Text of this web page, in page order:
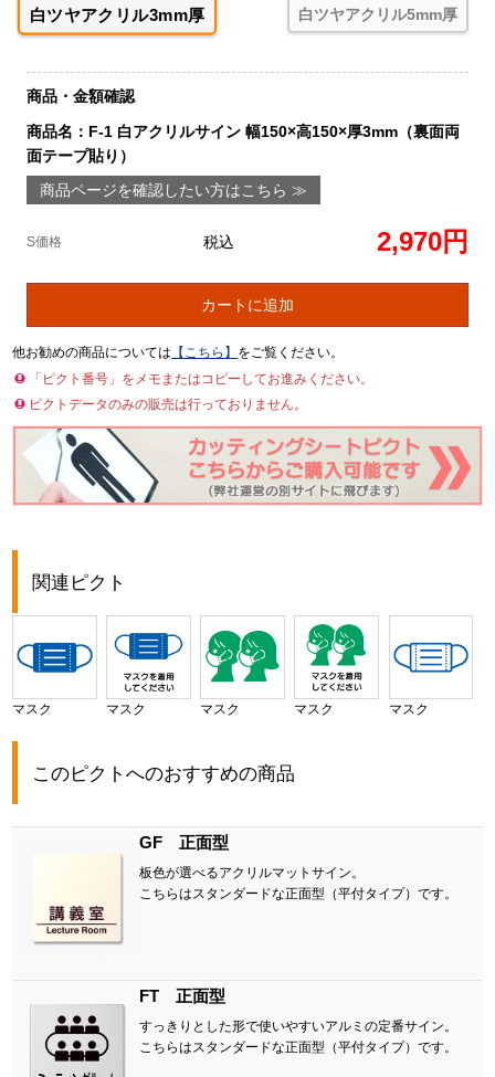
白ツヤアクリル3mm厚 白ツヤアクリル5mm厚
商品・金額確認
商品名：F-1 白アクリルサイン 幅150×高150×厚3mm（裏面両
面テープ貼り）
商品ページを確認したい方はこちら ≫
S価格 税込 2,970円
カートに追加
他お勧めの商品については 【こちら】 をご覧ください。
「ピクト番号」をメモまたはコピーしてお進みください。
ピクトデータのみの販売は行っておりません。
関連ピクト
マスク マスク マスク マスク マスク
このピクトへのおすすめの商品
GF 正面型
板色が選べるアクリルマットサイン。
こちらはスタンダードな正面型（平付タイプ）です。
FT 正面型
すっきりとした形で使いやすいアルミの定番サイン。
こちらはスタンダードな正面型（平付タイプ）です。